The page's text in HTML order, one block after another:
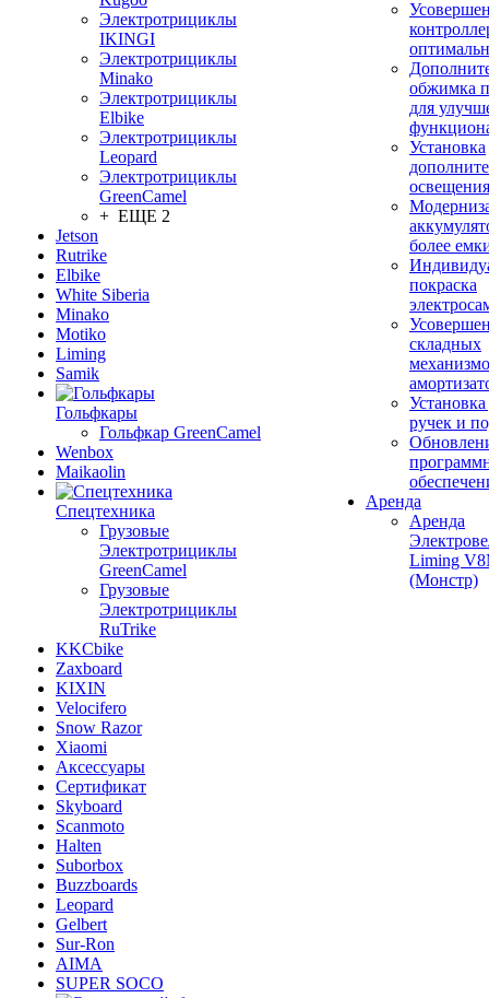
Электротрициклы
IKINGI
Электротрициклы
Minako
Электротрициклы
Elbike
Электротрициклы
Leopard
Электротрициклы
GreenCamel
+ ЕЩЕ 2
Jetson
Rutrike
Elbike
White Siberia
Minako
Motiko
Liming
Samik
Гольфкары
Гольфкар GreenCamel
Wenbox
Maikaolin
Спецтехника
Грузовые
Электротрициклы
GreenCamel
Грузовые
Электротрициклы
RuTrike
KKCbike
Zaxboard
KIXIN
Velocifero
Snow Razor
Xiaomi
Аксессуары
Сертификат
Skyboard
Scanmoto
Halten
Suborbox
Buzzboards
Leopard
Gelbert
Sur-Ron
AIMA
SUPER SOCO
обжимка
для
Установка
освещения
более
покраска
складных
ручек и
Аренда
Аренда
Liming
(Монстр)